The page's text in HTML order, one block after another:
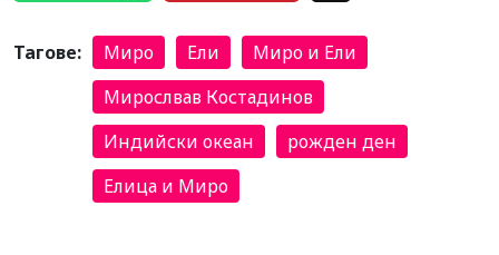
Тагове: Миро Ели
Миро и Ели
Мирослвав Костадинов
Индийски океан
рожден ден
Елица и Миро